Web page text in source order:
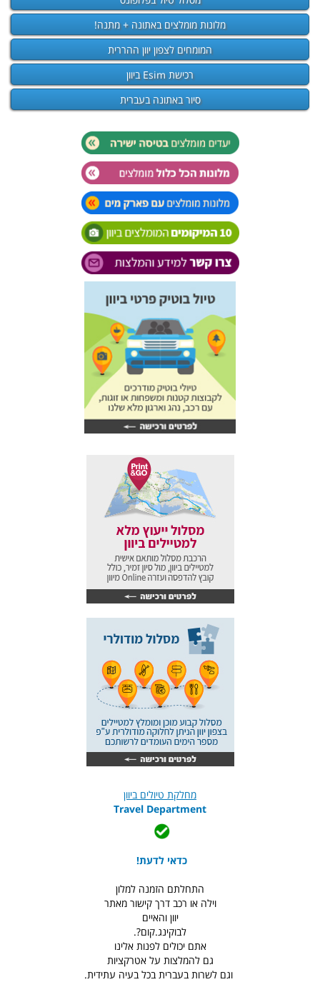
מלונות מומלצים באתונה + מתנה!
המומחים לצפון יוון ההררית
רכישת Esim ביוון
סיור באתונה בעברית
מחלקת טיולים ביוון
Travel Department
כדאי לדעת!
התחלתם הזמנה למלון
וילה או רכב דרך קישור מאתר
יוון והאיים
לבוקינג.קום?.
אתם יכולים לפנות אלינו
גם להמלצות על אטרקציות
וגם לשרות בעברית בכל בעיה עתידית.